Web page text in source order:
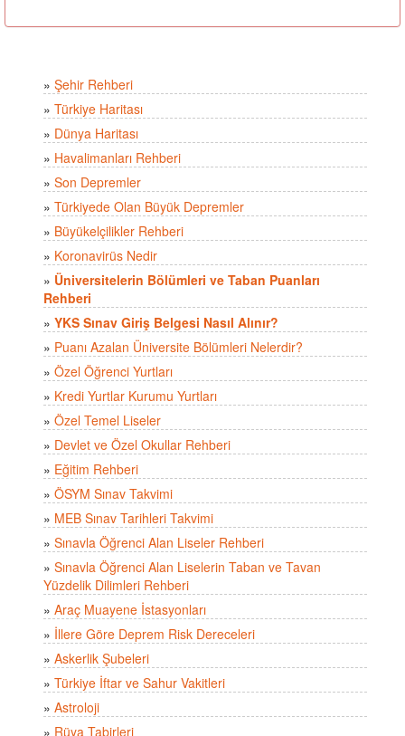
» Şehir Rehberi
» Türkiye Haritası
» Dünya Haritası
» Havalimanları Rehberi
» Son Depremler
» Türkiyede Olan Büyük Depremler
» Büyükelçilikler Rehberi
» Koronavirüs Nedir
» Üniversitelerin Bölümleri ve Taban Puanları
Rehberi
» YKS Sınav Giriş Belgesi Nasıl Alınır?
» Puanı Azalan Üniversite Bölümleri Nelerdir?
» Özel Öğrenci Yurtları
» Kredi Yurtlar Kurumu Yurtları
» Özel Temel Liseler
» Devlet ve Özel Okullar Rehberi
» Eğitim Rehberi
» ÖSYM Sınav Takvimi
» MEB Sınav Tarihleri Takvimi
» Sınavla Öğrenci Alan Liseler Rehberi
» Sınavla Öğrenci Alan Liselerin Taban ve Tavan
Yüzdelik Dilimleri Rehberi
» Araç Muayene İstasyonları
» İllere Göre Deprem Risk Dereceleri
» Askerlik Şubeleri
» Türkiye İftar ve Sahur Vakitleri
» Astroloji
» Rüya Tabirleri